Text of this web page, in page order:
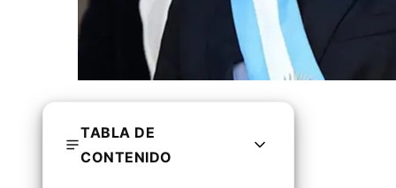
TABLA DE
CONTENIDO